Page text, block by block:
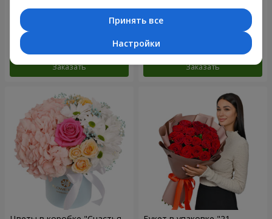
Букет "Прелесть" с
воздушными шарами
2 513 грн
Заказать
Цветы в коробке "Соломия"
Заказать
Принять все
Настройки